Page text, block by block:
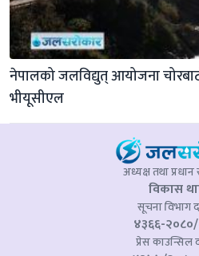
नेपालको जलविद्युत् आयोजना
भीयूसीएल
अध्यक्ष तथा
विकास
सूचना विभाग
४३६६-
प्रेस काउन्सिल